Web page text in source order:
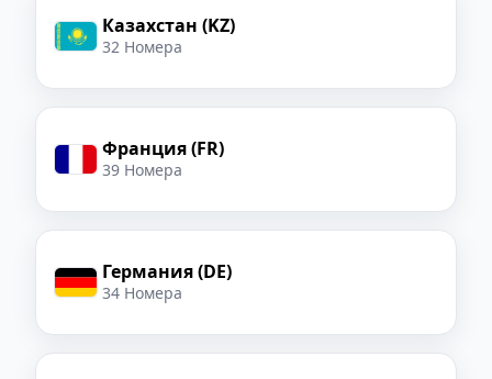
Казахстан (KZ)
32 Номера
Франция (FR)
39 Номера
Германия (DE)
34 Номера